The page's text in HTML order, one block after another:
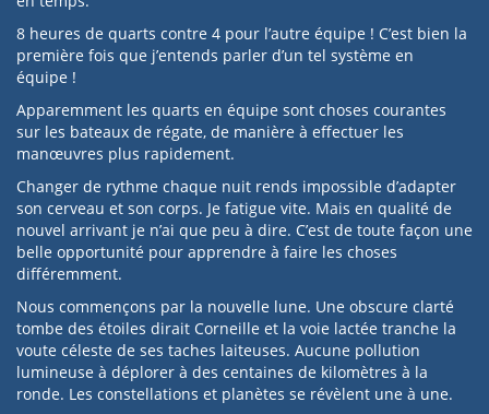
8 heures de quarts contre 4 pour l’autre équipe ! C’est bien la
première fois que j’entends parler d’un tel système en
équipe !
Apparemment les quarts en équipe sont choses courantes
sur les bateaux de régate, de manière à effectuer les
manœuvres plus rapidement.
Changer de rythme chaque nuit rends impossible d’adapter
son cerveau et son corps. Je fatigue vite. Mais en qualité de
nouvel arrivant je n’ai que peu à dire. C’est de toute façon une
belle opportunité pour apprendre à faire les choses
différemment.
Nous commençons par la nouvelle lune. Une obscure clarté
tombe des étoiles dirait Corneille et la voie lactée tranche la
voute céleste de ses taches laiteuses. Aucune pollution
lumineuse à déplorer à des centaines de kilomètres à la
ronde. Les constellations et planètes se révèlent une à une.